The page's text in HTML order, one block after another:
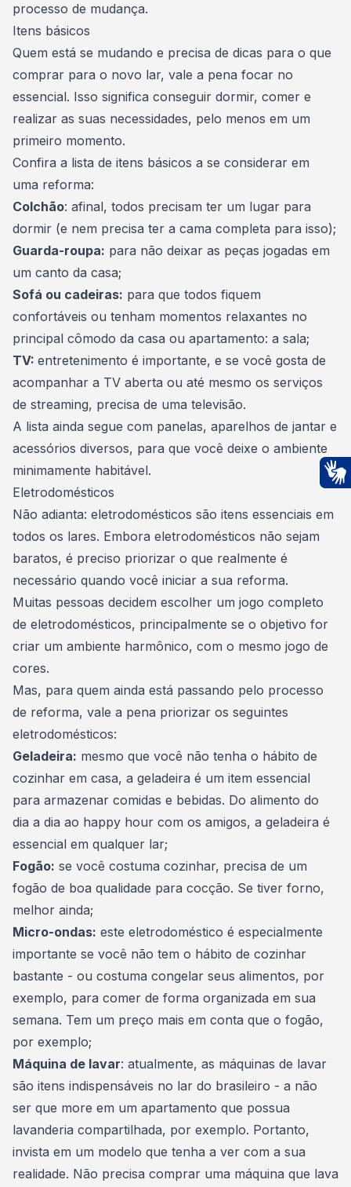
processo de mudança.
Itens básicos
Quem está se mudando e precisa de dicas para o que
comprar para o novo lar, vale a pena focar no
essencial. Isso significa conseguir dormir, comer e
realizar as suas necessidades, pelo menos em um
primeiro momento.
Confira a lista de itens básicos a se considerar em
uma reforma:
Colchão: afinal, todos precisam ter um lugar para
dormir (e nem precisa ter a cama completa para isso);
Guarda-roupa: para não deixar as peças jogadas em
um canto da casa;
Sofá ou cadeiras: para que todos fiquem
confortáveis ou tenham momentos relaxantes no
principal cômodo da casa ou apartamento: a sala;
TV: entretenimento é importante, e se você gosta de
acompanhar a TV aberta ou até mesmo os serviços
de streaming, precisa de uma televisão.
A lista ainda segue com panelas, aparelhos de jantar e
acessórios diversos, para que você deixe o ambiente
minimamente habitável.
Eletrodomésticos
Não adianta: eletrodomésticos são itens essenciais em
todos os lares. Embora eletrodomésticos não sejam
baratos, é preciso priorizar o que realmente é
necessário quando você iniciar a sua reforma.
Muitas pessoas decidem escolher um jogo completo
de eletrodomésticos, principalmente se o objetivo for
criar um ambiente harmônico, com o mesmo jogo de
cores.
Mas, para quem ainda está passando pelo processo
de reforma, vale a pena priorizar os seguintes
eletrodomésticos:
Geladeira: mesmo que você não tenha o hábito de
cozinhar em casa, a geladeira é um item essencial
para armazenar comidas e bebidas. Do alimento do
dia a dia ao happy hour com os amigos, a geladeira é
essencial em qualquer lar;
Fogão: se você costuma cozinhar, precisa de um
fogão de boa qualidade para cocção. Se tiver forno,
melhor ainda;
Micro-ondas: este eletrodoméstico é especialmente
importante se você não tem o hábito de cozinhar
bastante - ou costuma congelar seus alimentos, por
exemplo, para comer de forma organizada em sua
semana. Tem um preço mais em conta que o fogão,
por exemplo;
Máquina de lavar: atualmente, as máquinas de lavar
são itens indispensáveis no lar do brasileiro - a não
ser que more em um apartamento que possua
lavanderia compartilhada, por exemplo. Portanto,
invista em um modelo que tenha a ver com a sua
realidade. Não precisa comprar uma máquina que lava